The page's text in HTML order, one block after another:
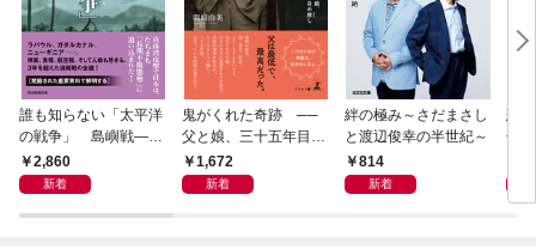
誰も知らない「太平洋
の戦争」 島嶼戦――
マッカーサーとの激闘
の真実
2,860
新着
鬼がくれた奇跡 ──
父と娘、三十五年目の
赦し1,672
新着
絆の極み～さだまさし
と渡辺俊幸の半世紀～
814
新着
悲
子